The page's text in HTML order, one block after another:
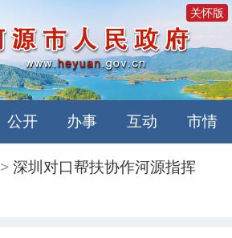
关怀版
公开 办事 互动 市情
>深圳对口帮扶协作河源指挥